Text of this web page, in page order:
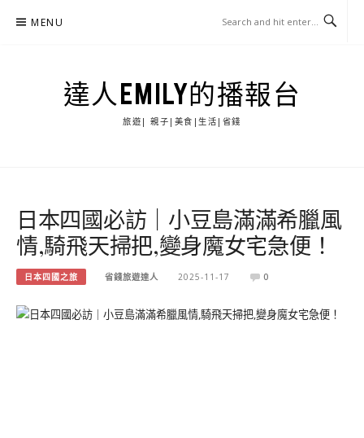
MENU
達人EMILY的播報台
旅遊| 親子|美食|生活|省錢
日本四國必訪｜小豆島滿滿希臘風
情,騎飛天掃把,變身魔女宅急便！
日本四國之旅 省錢旅遊達人 2025-11-17 0